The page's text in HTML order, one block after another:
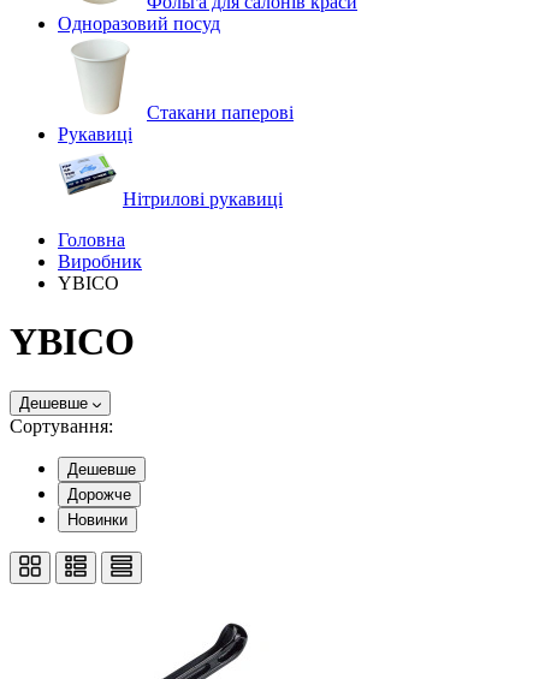
Одноразовий посуд
Стакани паперові
Рукавиці
Нітрилові рукавиці
Головна
Виробник
YBICO
YBICO
Дешевше
Сортування:
Дешевше
Дорожче
Новинки